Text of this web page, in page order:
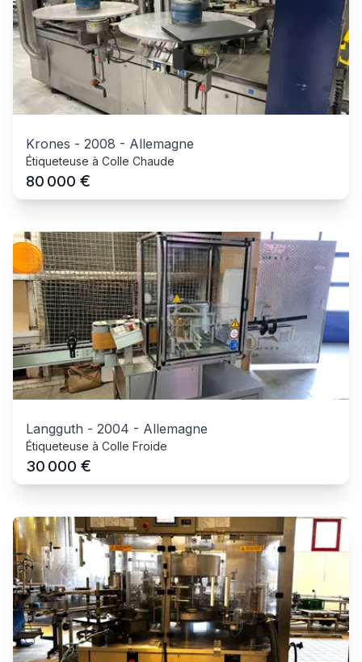
Krones - 2008 - Allemagne
Étiqueteuse à Colle Chaude
80 000 €
Langguth - 2004 - Allemagne
Étiqueteuse à Colle Froide
30 000 €